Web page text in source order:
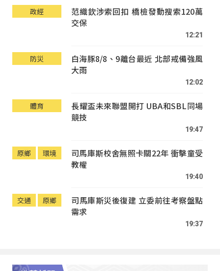
政經
范織欽涉索回扣 橋檢發動搜索120萬
交保
12:21
防災
白海豚8/8、9離台最近 北部戒備強風
大雨
12:02
體育
長耀盃未來聯盟開打 UBA和SBL同場
競技
19:47
原鄉 環境
司馬庫斯校舍無照卡關22年 衝擊童受
教權
19:40
交通 原鄉
司馬庫斯災後復建 立委前往考察盤點
需求
19:37